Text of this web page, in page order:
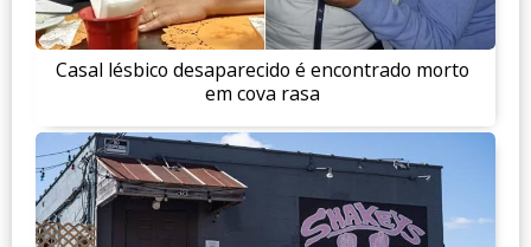
Casal lésbico desaparecido é encontrado morto
em cova rasa